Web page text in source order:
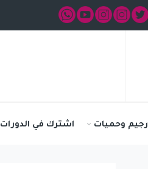
رجيم وحميات اشترك في الدورات